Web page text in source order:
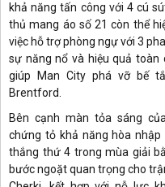
khả năng tấn công với 4 cú
thủ mang áo số 21 còn thể
việc hỗ trợ phòng ngự với 3
sự năng nổ và hiệu quả toàn
giúp Man City phá vỡ bế
Brentford.
Bên cạnh màn tỏa sáng
chứng tỏ khả năng hòa
thắng thứ 4 trong mùa giải
bước ngoặt quan trọng cho